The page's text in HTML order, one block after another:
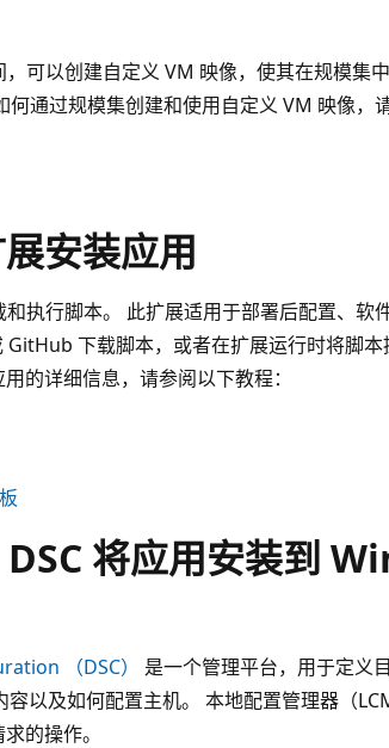
可以创建自定义 VM 映像，使其在规模集
通过规模集创建和使用自定义 VM 映像，
安装应用
执行脚本。 此扩展适用于部署后配置、软
下载脚本，或者在扩展运行时将脚本
的详细信息，请参阅以下教程：
将应用安装到
（DSC）
是一个管理平台，用于定义
容以及如何配置主机。 本地配置管理器（
的操作。